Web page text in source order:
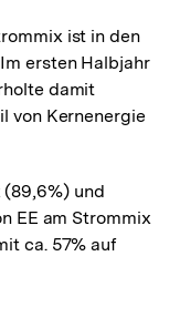
ist in den
ersten Halbjahr
damit
von Kernenergie
und
EE am Strommix
ca. 57% auf